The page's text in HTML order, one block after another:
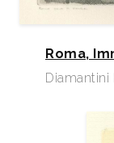
biennale
Venezia, dove
Roma,
Diamantini